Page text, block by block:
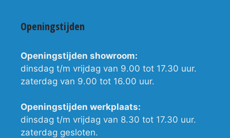
Openingstijden
Openingstijden showroom:
dinsdag t/m vrijdag van 9.00 tot 17.30 uur.
zaterdag van 9.00 tot 16.00 uur.
Openingstijden werkplaats:
dinsdag t/m vrijdag van 8.30 tot 17.30 uur.
zaterdag gesloten.